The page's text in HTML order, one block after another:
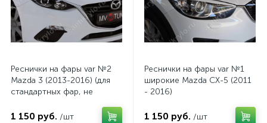
Реснички на фары var №2
Mazda 3 (2013-2016) (для
стандартных фар, не
адаптивными фарами)
1 150 руб. /шт
Реснички на фары var №1
широкие Mazda CX-5 (2011
- 2016)
1 150 руб. /шт